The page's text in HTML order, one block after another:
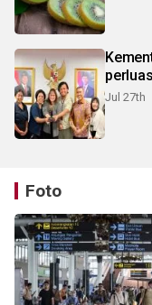
Jul 27th
Foto